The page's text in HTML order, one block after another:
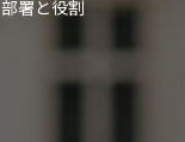
部署と役割